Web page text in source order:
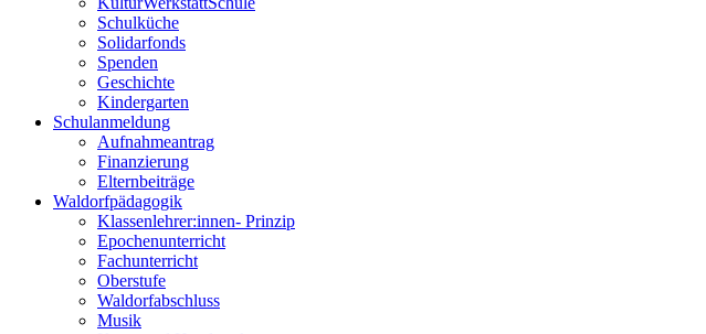
Schulküche
Solidarfonds
Spenden
Geschichte
Kindergarten
Schulanmeldung
Aufnahmeantrag
Finanzierung
Elternbeiträge
Waldorfpädagogik
Klassenlehrer:innen- Prinzip
Epochenunterricht
Fachunterricht
Oberstufe
Waldorfabschluss
Musik